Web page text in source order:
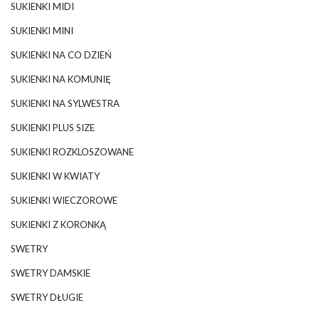
SUKIENKI MIDI
SUKIENKI MINI
SUKIENKI NA CO DZIEŃ
SUKIENKI NA KOMUNIĘ
SUKIENKI NA SYLWESTRA
SUKIENKI PLUS SIZE
SUKIENKI ROZKLOSZOWANE
SUKIENKI W KWIATY
SUKIENKI WIECZOROWE
SUKIENKI Z KORONKĄ
SWETRY
SWETRY DAMSKIE
SWETRY DŁUGIE